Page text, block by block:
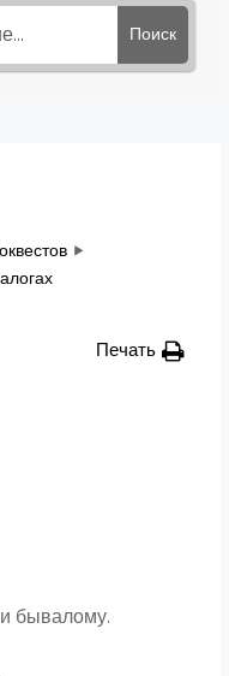
Поиск
Печать
бывалому.